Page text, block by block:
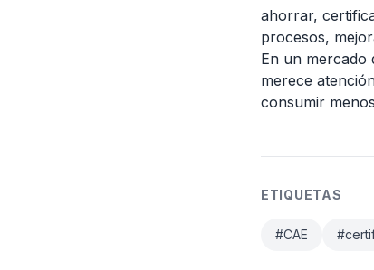
ahorrar,
procesos,
En un mercado
merece
consumir
ETIQUETAS
#CAE #